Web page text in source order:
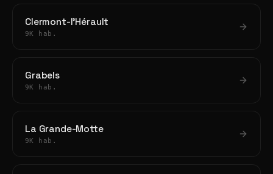
Clermont-l'Hérault
9K hab.
Grabels
9K hab.
La Grande-Motte
9K hab.